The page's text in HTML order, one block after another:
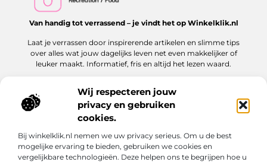
Wij respecteren jouw
privacy en gebruiken
cookies.
Bij winkelklik.nl nemen we uw privacy serieus. Om u de best
mogelijke ervaring te bieden, gebruiken we cookies en
vergelijkbare technologieën. Deze helpen ons te begrijpen hoe u
Van handig tot verrassend – je vindt het op Winkelklik.nl
Laat je verrassen door inspirerende artikelen en slimme tips
over alles wat jouw dagelijks leven net even makkelijker of
leuker maakt. Informatief, fris en altijd het lezen waard.
Onze informatie
Bericht categorie